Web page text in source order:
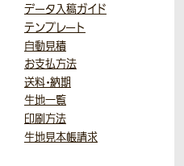
データ入稿ガイド
テンプレート
自動見積
お支払方法
送料・納期
生地一覧
印刷方法
生地見本帳請求